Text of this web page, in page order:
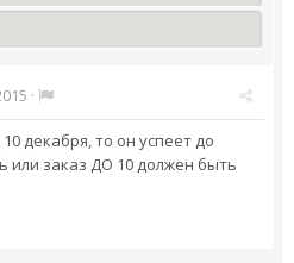
·
декабря, то он успеет до
или заказ ДО 10 должен быть